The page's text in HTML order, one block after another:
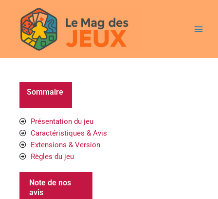
contenu
Sommaire
Présentation du jeu
Caractéristiques & Avis
Extensions & Version
Règles du jeu
Note de nos
avis